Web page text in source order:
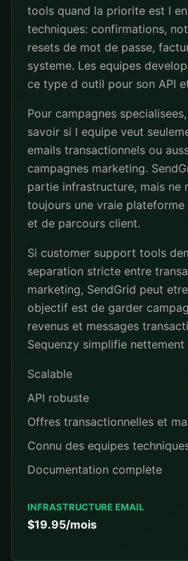
tools quand la priorite est l
techniques: confirmations,
resets de mot de passe,
systeme. Les equipes
ce type d outil pour son API
Pour campagnes
savoir si l equipe veut
emails transactionnels ou
campagnes marketing.
partie infrastructure, mais ne
toujours une vraie
et de parcours client.
Si customer support tools
separation stricte entre
marketing, SendGrid peut
objectif est de garder
revenus et messages
Sequenzy simplifie
Scalable
API robuste
Offres transactionnelles et
Connu des equipes
Documentation complete
INFRASTRUCTURE EMAIL
$19.95/mois